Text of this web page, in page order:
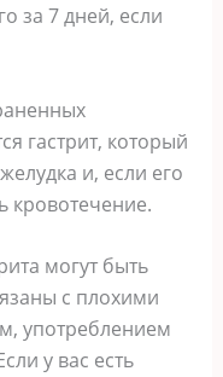
за 7 дней, если
гастрит, который
и, если его
кровотечение.
могут быть
с плохими
употреблением
у вас есть